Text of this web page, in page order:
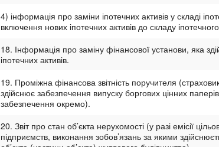
4) інформація про заміни іпотечних активів у складі
включення нових іпотечних активів до складу
18. Інформація про заміну фінансової установи, яка
іпотечних активів.
19. Проміжна фінансова звітність поручителя
здійснює забезпечення випуску боргових цінних
забезпечення окремо).
20. Звіт про стан об’єкта нерухомості (у разі емісії
підприємств, виконання зобов’язань за якими